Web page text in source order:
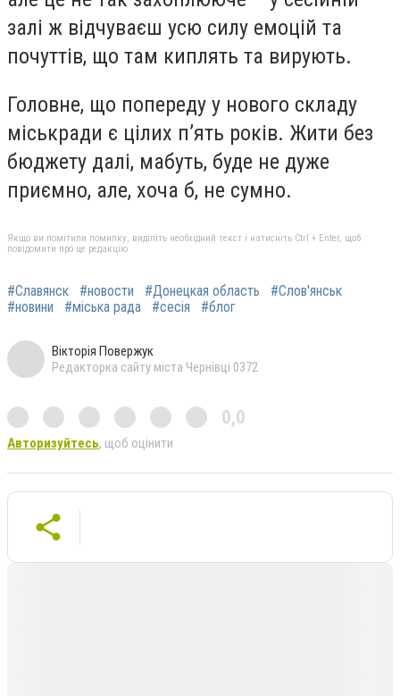
залі ж відчуваєш усю силу емоцій та
почуттів, що там киплять та вирують.
Головне, що попереду у нового складу
міськради є цілих п’ять років. Жити без
бюджету далі, мабуть, буде не дуже
приємно, але, хоча б, не сумно.
Якщо ви помітили помилку, виділіть необхідний текст і натисніть Ctrl + Enter, щоб
повідомити про це редакцію
#Славянск #новости #Донецкая область
#Слов'янськ
#новини
#міська рада #сесія #блог
Вікторія Повержук
Редакторка сайту міста Чернівці 0372
0,0
Авторизуйтесь, щоб оцінити